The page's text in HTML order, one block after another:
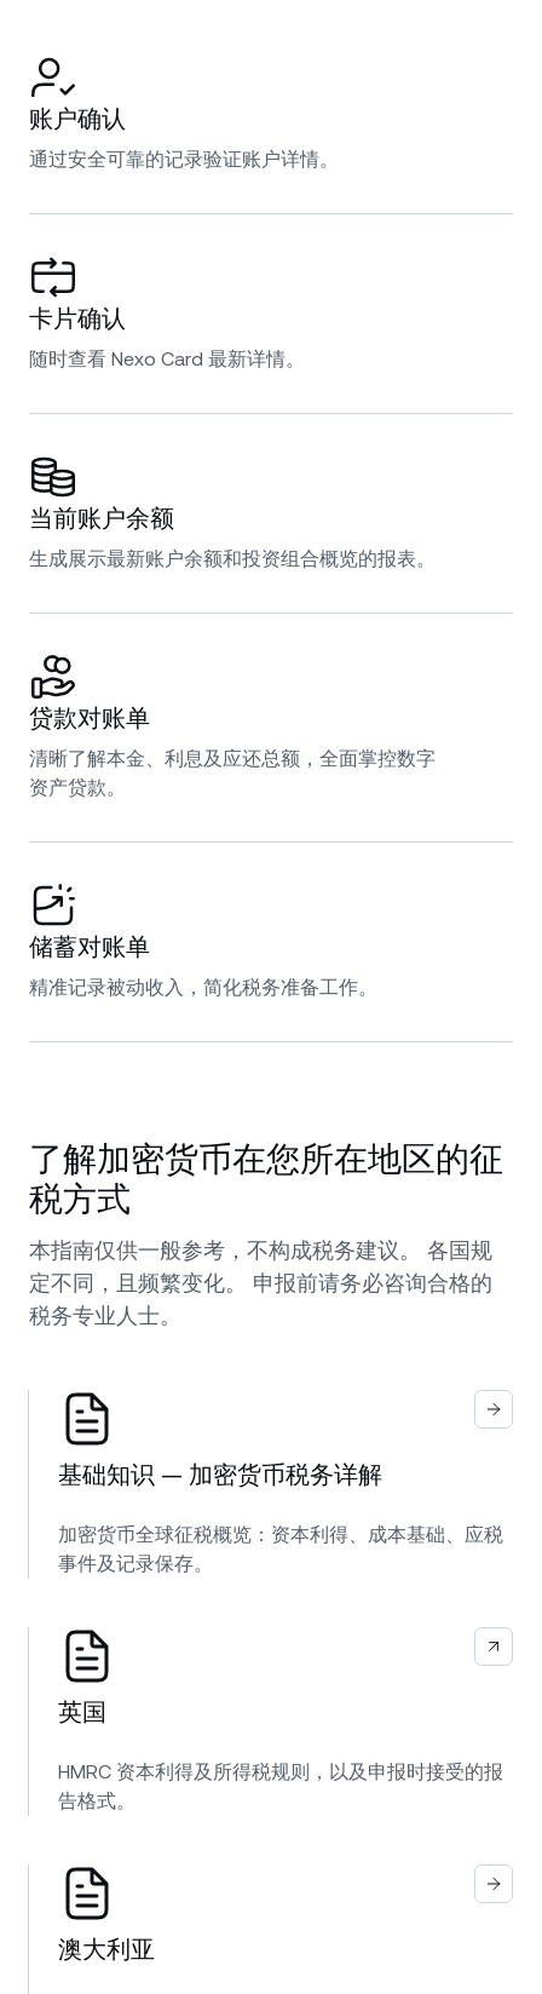
账户确认
通过安全可靠的记录验证账户详情。
卡片确认
随时查看 Nexo Card 最新详情。
当前账户余额
生成展示最新账户余额和投资组合概览的报表。
贷款对账单
清晰了解本金、利息及应还总额，全面掌控数字
资产贷款。
储蓄对账单
精准记录被动收入，简化税务准备工作。
了解加密货币在您所在地区的征
税方式
本指南仅供一般参考，不构成税务建议。 各国规
定不同，且频繁变化。 申报前请务必咨询合格的
税务专业人士。
基础知识 — 加密货币税务详解
加密货币全球征税概览：资本利得、成本基础、应税
事件及记录保存。
英国
HMRC 资本利得及所得税规则，以及申报时接受的报
告格式。
澳大利亚